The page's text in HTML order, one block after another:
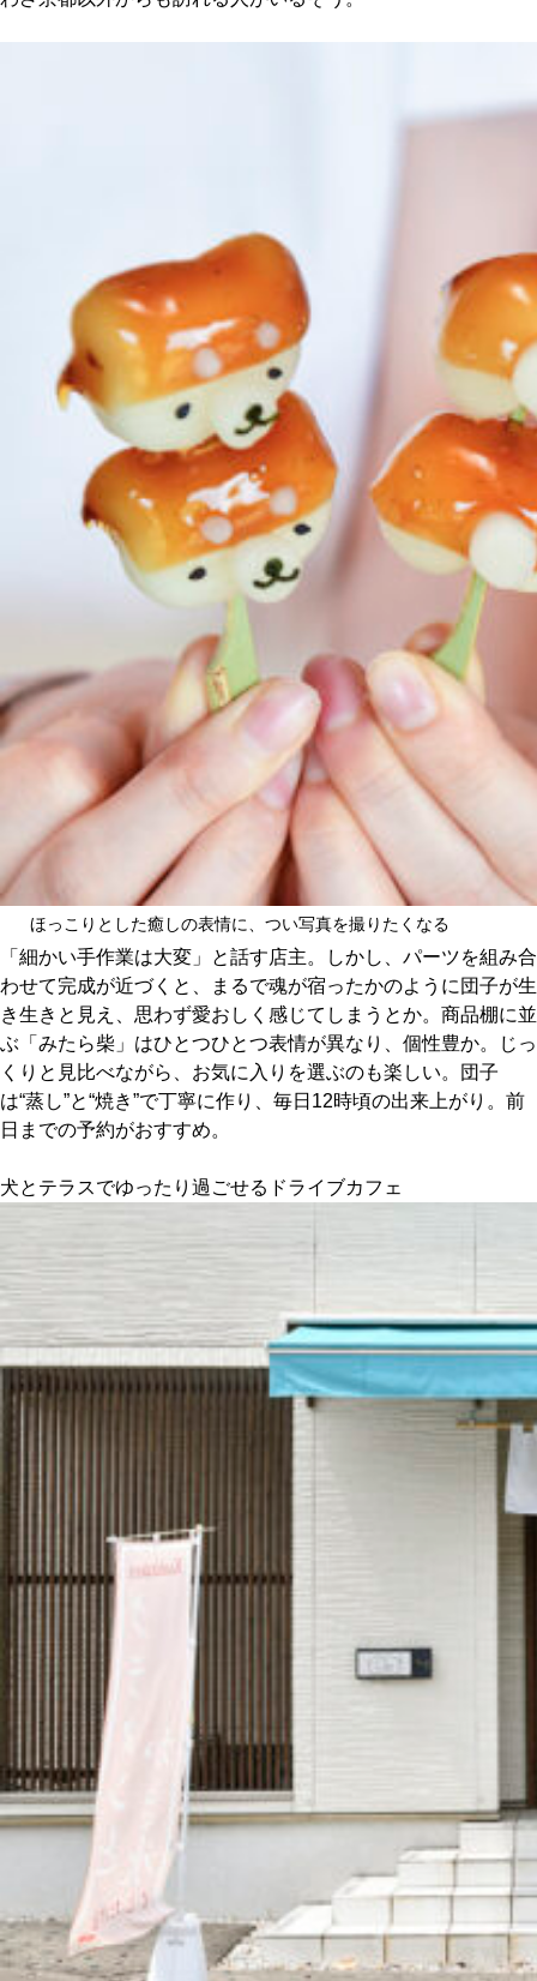
ほっこりとした癒しの表情に、つい写真を撮りたくなる
「細かい手作業は大変」と話す店主。しかし、パーツを組み合
わせて完成が近づくと、まるで魂が宿ったかのように団子が生
き生きと見え、思わず愛おしく感じてしまうとか。商品棚に並
ぶ「みたら柴」はひとつひとつ表情が異なり、個性豊か。じっ
くりと見比べながら、お気に入りを選ぶのも楽しい。団子
は“蒸し”と“焼き”で丁寧に作り、毎日12時頃の出来上がり。前
日までの予約がおすすめ。
犬とテラスでゆったり過ごせるドライブカフェ